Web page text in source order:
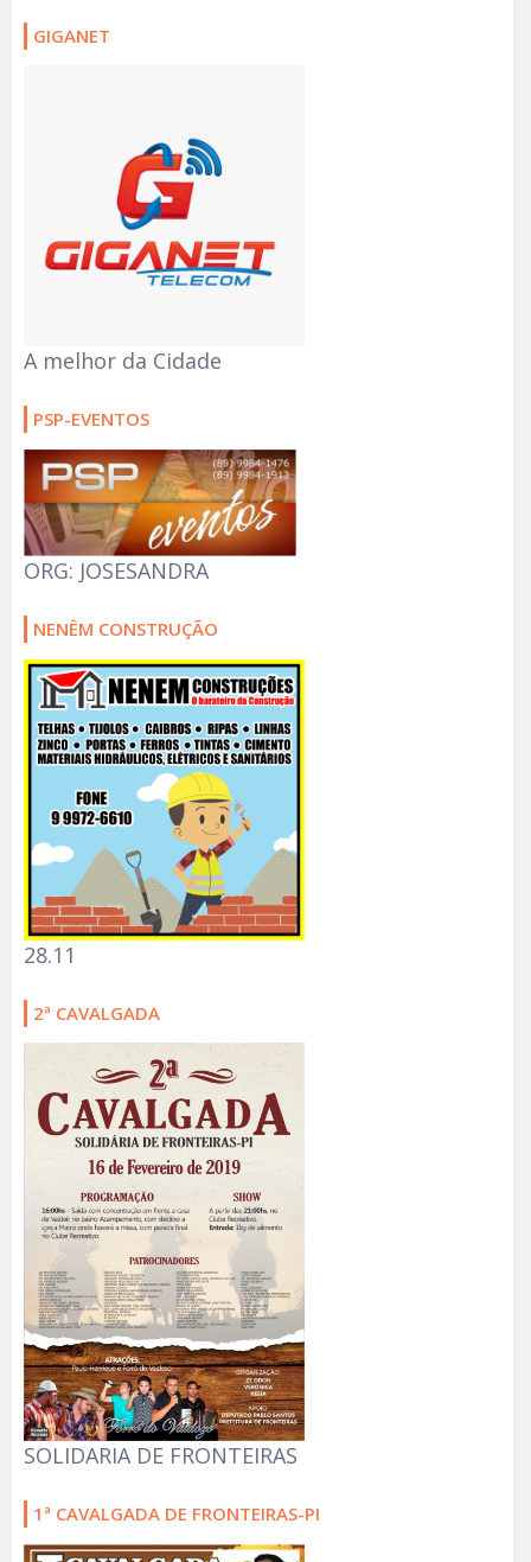
GIGANET
A melhor da Cidade
PSP-EVENTOS
ORG: JOSESANDRA
NENÊM CONSTRUÇÃO
28.11
2ª CAVALGADA
SOLIDARIA DE FRONTEIRAS
1ª CAVALGADA DE FRONTEIRAS-PI